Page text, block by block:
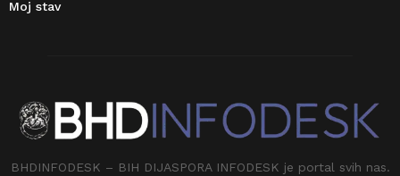
Moj stav
BHDINFODESK – BIH DIJASPORA INFODESK je portal svih nas.